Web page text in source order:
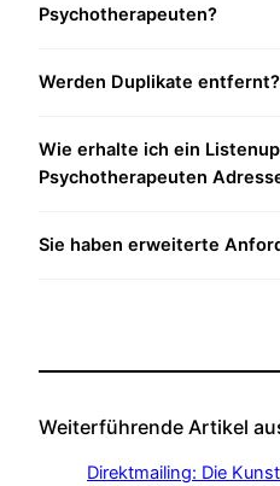
Psychotherapeuten?
Werden Duplikate entfernt?
Wie erhalte ich ein
Psychotherapeuten
Sie haben erweiterte
Weiterführende Artikel
Direktmailing: Die